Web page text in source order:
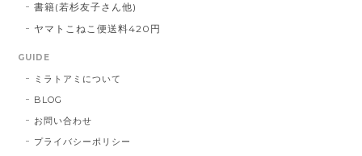
書籍(若杉友子さん他)
ヤマトこねこ便送料420円
GUIDE
ミラトアミについて
BLOG
お問い合わせ
プライバシーポリシー